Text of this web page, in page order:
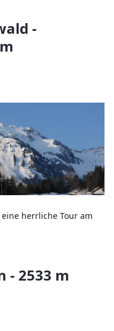
-
herrliche Tour am
- 2533 m